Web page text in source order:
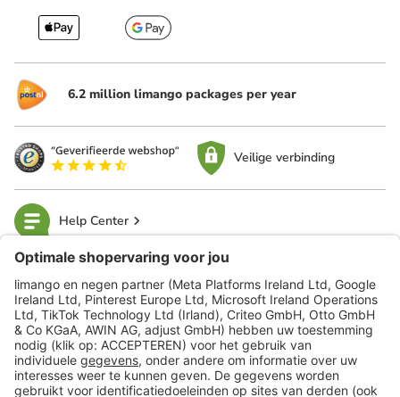
6.2 million limango packages per year
Veilige verbinding
Help Center
limango
Veilig winkelen
Klantenservice